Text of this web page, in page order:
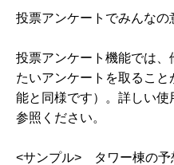
投票アンケートでみんなの
投票アンケート機能では
たいアンケートを取るこ
能と同様です）。詳しい使
参照ください。
<サンプル>　タワー棟の予